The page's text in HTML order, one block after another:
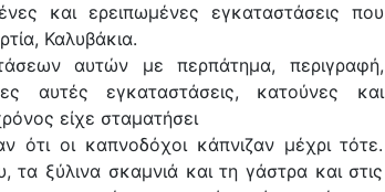
και ερειπωμένες εγκαταστάσεις που
Καλυβάκια.
αυτών με περπάτημα, περιγραφή,
αυτές εγκαταστάσεις, κατούνες και
είχε σταματήσει
ότι οι καπνοδόχοι κάπνιζαν μέχρι τότε.
ξύλινα σκαμνιά και τη γάστρα και στις